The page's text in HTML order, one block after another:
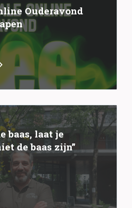
Ouderavond
baas, laat je
de baas zijn”